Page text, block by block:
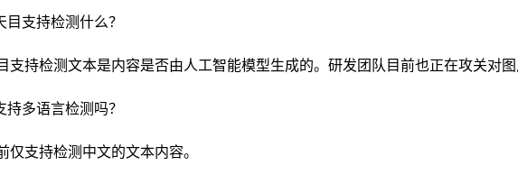
目支持检测什么？
支持检测文本是内容是否由人工智能模型生成的。研发团队目前也正在攻关对图
持多语言检测吗？
仅支持检测中文的文本内容。